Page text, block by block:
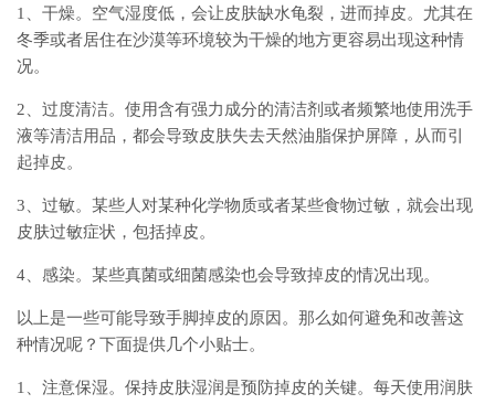
1、干燥。空气湿度低，会让皮肤缺水龟裂，进而掉皮。尤其在
冬季或者居住在沙漠等环境较为干燥的地方更容易出现这种情
况。
2、过度清洁。使用含有强力成分的清洁剂或者频繁地使用洗手
液等清洁用品，都会导致皮肤失去天然油脂保护屏障，从而引
起掉皮。
3、过敏。某些人对某种化学物质或者某些食物过敏，就会出现
皮肤过敏症状，包括掉皮。
4、感染。某些真菌或细菌感染也会导致掉皮的情况出现。
以上是一些可能导致手脚掉皮的原因。那么如何避免和改善这
种情况呢？下面提供几个小贴士。
1、注意保湿。保持皮肤湿润是预防掉皮的关键。每天使用润肤